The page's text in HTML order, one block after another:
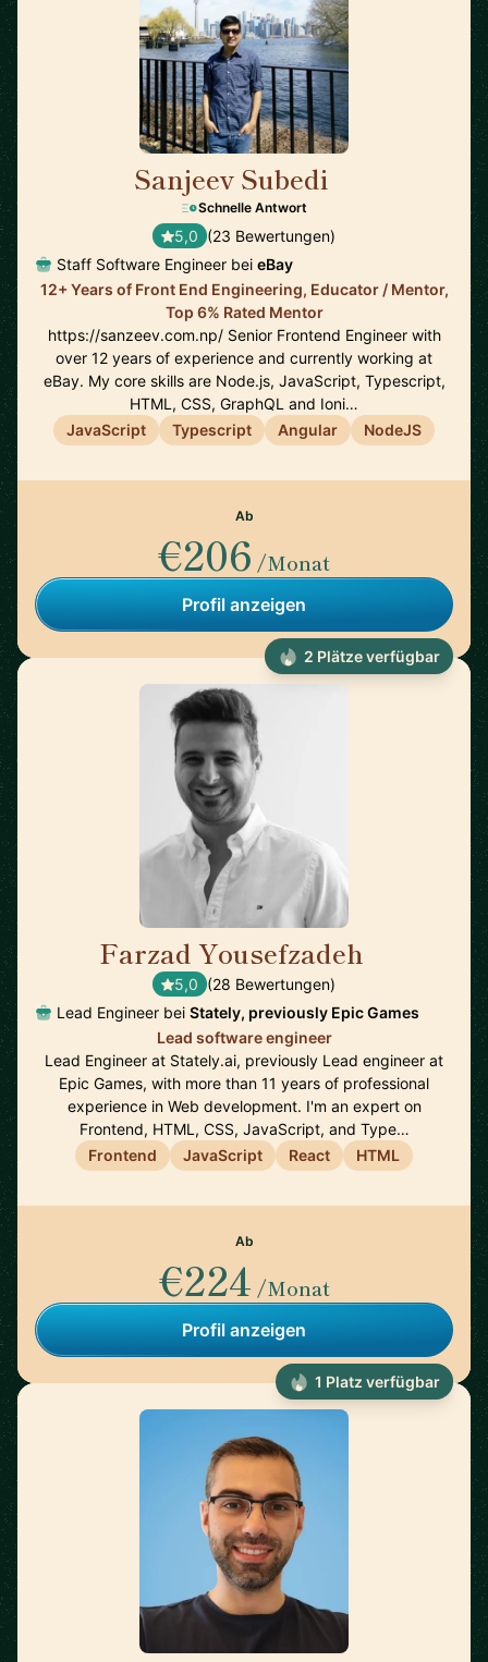
Sanjeev Subedi
Schnelle Antwort
5,0 (23 Bewertungen)
Staff Software Engineer bei eBay
12+ Years of Front End Engineering, Educator / Mentor,
Top 6% Rated Mentor
https://sanzeev.com.np/ Senior Frontend Engineer with
over 12 years of experience and currently working at
eBay. My core skills are Node.js, JavaScript, Typescript,
HTML, CSS, GraphQL and Ioni…
JavaScript
Typescript Angular NodeJS
Ab
€206 /Monat
Profil anzeigen
Farzad Yousefzadeh
5,0 (28 Bewertungen)
Lead Engineer bei Stately, previously Epic Games
Lead software engineer
Lead Engineer at Stately.ai, previously Lead engineer at
Epic Games, with more than 11 years of professional
experience in Web development. I'm an expert on
Frontend, HTML, CSS, JavaScript, and Type…
Frontend
JavaScript React HTML
Ab
€224 /Monat
Profil anzeigen
2 Plätze verfügbar
1 Platz verfügbar